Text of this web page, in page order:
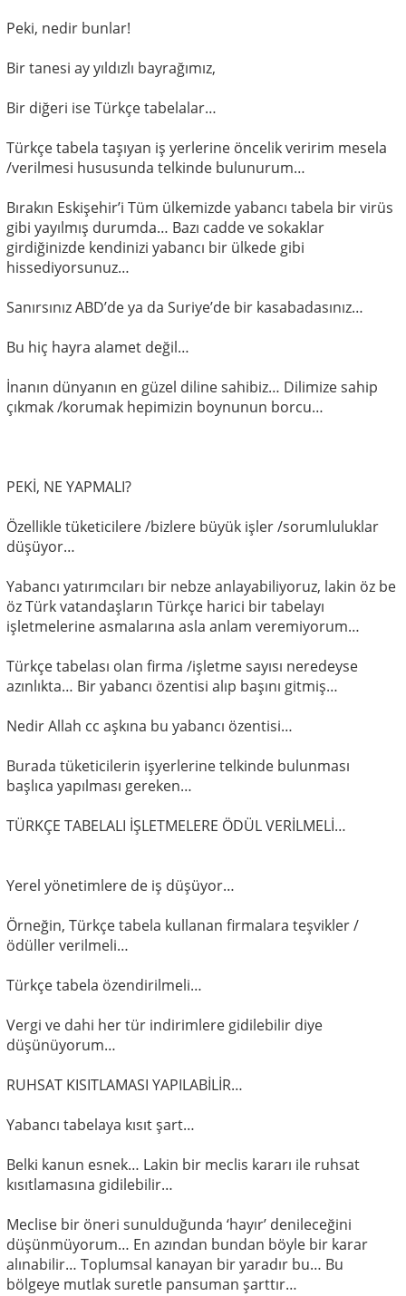
Peki, nedir bunlar!
Bir tanesi ay yıldızlı bayrağımız,
Bir diğeri ise Türkçe tabelalar…
Türkçe tabela taşıyan iş yerlerine öncelik veririm mesela
/verilmesi hususunda telkinde bulunurum…
Bırakın Eskişehir’i Tüm ülkemizde yabancı tabela bir virüs
gibi yayılmış durumda… Bazı cadde ve sokaklar
girdiğinizde kendinizi yabancı bir ülkede gibi
hissediyorsunuz…
Sanırsınız ABD’de ya da Suriye’de bir kasabadasınız…
Bu hiç hayra alamet değil…
İnanın dünyanın en güzel diline sahibiz… Dilimize sahip
çıkmak /korumak hepimizin boynunun borcu…
PEKİ, NE YAPMALI?
Özellikle tüketicilere /bizlere büyük işler /sorumluluklar
düşüyor…
Yabancı yatırımcıları bir nebze anlayabiliyoruz, lakin öz be
öz Türk vatandaşların Türkçe harici bir tabelayı
işletmelerine asmalarına asla anlam veremiyorum…
Türkçe tabelası olan firma /işletme sayısı neredeyse
azınlıkta… Bir yabancı özentisi alıp başını gitmiş…
Nedir Allah cc aşkına bu yabancı özentisi…
Burada tüketicilerin işyerlerine telkinde bulunması
başlıca yapılması gereken…
TÜRKÇE TABELALI İŞLETMELERE ÖDÜL VERİLMELİ…
Yerel yönetimlere de iş düşüyor…
Örneğin, Türkçe tabela kullanan firmalara teşvikler /
ödüller verilmeli…
Türkçe tabela özendirilmeli…
Vergi ve dahi her tür indirimlere gidilebilir diye
düşünüyorum…
RUHSAT KISITLAMASI YAPILABİLİR…
Yabancı tabelaya kısıt şart…
Belki kanun esnek… Lakin bir meclis kararı ile ruhsat
kısıtlamasına gidilebilir…
Meclise bir öneri sunulduğunda ‘hayır’ denileceğini
düşünmüyorum… En azından bundan böyle bir karar
alınabilir… Toplumsal kanayan bir yaradır bu… Bu
bölgeye mutlak suretle pansuman şarttır…